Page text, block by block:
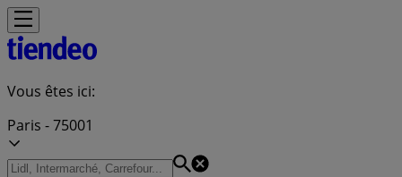
Vous êtes ici:
Paris - 75001